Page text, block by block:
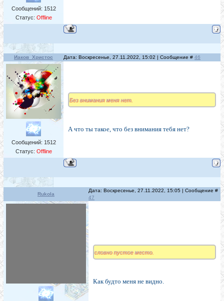
Сообщений: 1512
Статус: Offline
Иаков_Христос Дата: Воскресенье, 27.11.2022, 15:02 | Сообщение # 46
Сообщений: 1512
Статус: Offline
Без внимания меня нет.
А что ты такое, что без внимания тебя нет?
Rukola
Дата: Воскресенье, 27.11.2022, 15:05 | Сообщение #
47
словно пустое место.
Как будто меня не видно.